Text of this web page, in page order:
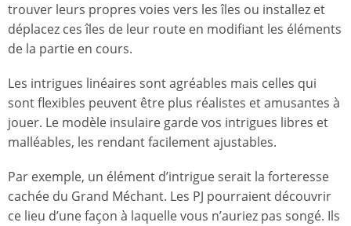
trouver leurs propres voies vers les îles ou installez et
déplacez ces îles de leur route en modifiant les éléments
de la partie en cours.
Les intrigues linéaires sont agréables mais celles qui
sont flexibles peuvent être plus réalistes et amusantes à
jouer. Le modèle insulaire garde vos intrigues libres et
malléables, les rendant facilement ajustables.
Par exemple, un élément d’intrigue serait la forteresse
cachée du Grand Méchant. Les PJ pourraient découvrir
ce lieu d’une façon à laquelle vous n’auriez pas songé. Ils